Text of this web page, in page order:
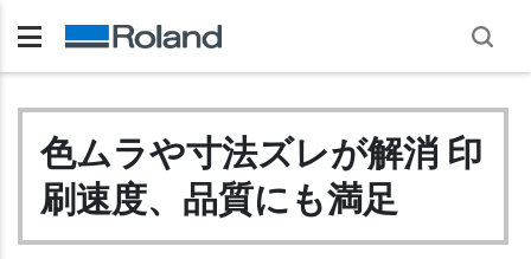
色ムラや寸法ズレが解消 印
刷速度、品質にも満足